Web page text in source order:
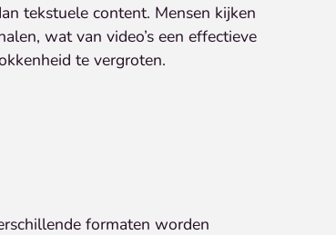
tekstuele content. Mensen kijken
wat van video’s een effectieve
te vergroten.
formaten worden